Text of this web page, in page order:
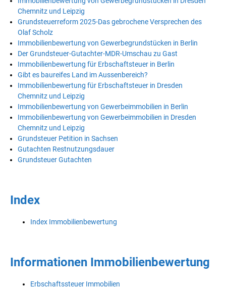
Chemnitz und Leipzig
Grundsteuerreform 2025-Das gebrochene Versprechen des
Olaf Scholz
Immobilienbewertung von Gewerbegrundstücken in Berlin
Der Grundsteuer-Gutachter-MDR-Umschau zu Gast
Immobilienbewertung für Erbschaftsteuer in Berlin
Gibt es baureifes Land im Aussenbereich?
Immobilienbewertung für Erbschaftsteuer in Dresden
Chemnitz und Leipzig
Immobilienbewertung von Gewerbeimmobilien in Berlin
Immobilienbewertung von Gewerbeimmobilien in Dresden
Chemnitz und Leipzig
Grundsteuer Petition in Sachsen
Gutachten Restnutzungsdauer
Grundsteuer Gutachten
Index
Index Immobilienbewertung
Informationen Immobilienbewertung
Erbschaftssteuer Immobilien